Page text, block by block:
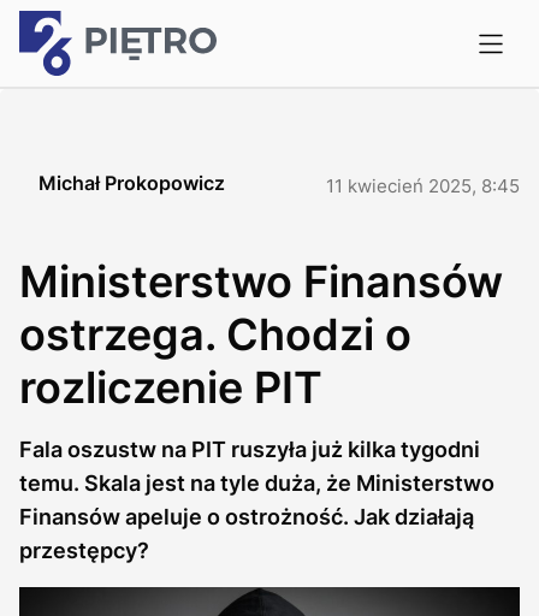
Michał Prokopowicz 11 kwiecień 2025, 8:45
Ministerstwo Finansów
ostrzega. Chodzi o
rozliczenie PIT
Fala oszustw na PIT ruszyła już kilka tygodni
temu. Skala jest na tyle duża, że Ministerstwo
Finansów apeluje o ostrożność. Jak działają
przestępcy?